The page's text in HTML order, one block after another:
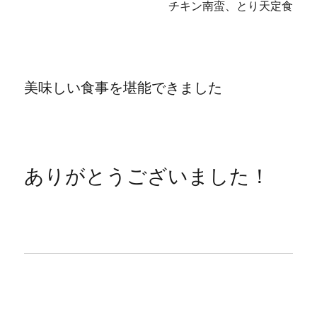
チキン南蛮、とり天定食
美味しい食事を堪能できました
ありがとうございました！